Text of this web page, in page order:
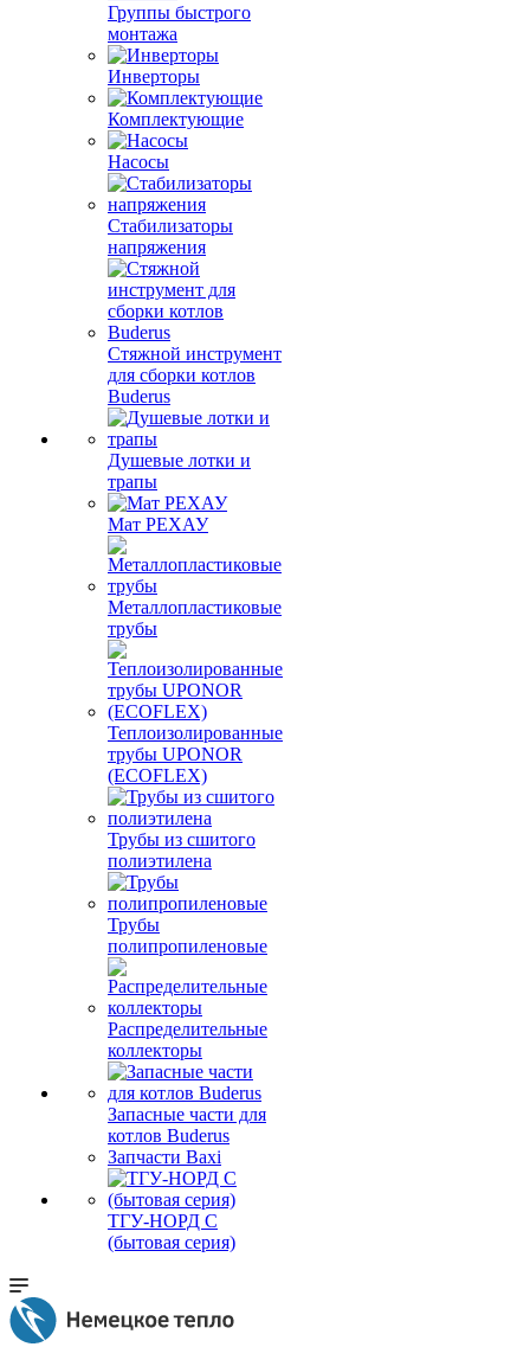
Группы быстрого
монтажа
Инверторы
Комплектующие
Насосы
Стабилизаторы
напряжения
Стяжной инструмент
для сборки котлов
Buderus
Душевые лотки и
трапы
Мат РЕХАУ
Металлопластиковые
трубы
Теплоизолированные
трубы UPONOR
(ECOFLEX)
Трубы из сшитого
полиэтилена
Трубы
полипропиленовые
Распределительные
коллекторы
Запасные части для
котлов Buderus
Запчасти Baxi
ТГУ-НОРД С
(бытовая серия)